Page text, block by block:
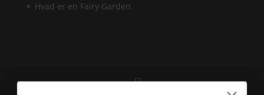
Hvad er en Fairy Garden